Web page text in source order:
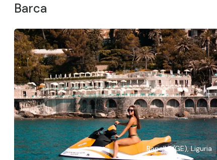
Barca
Rapallo (GE), Liguria